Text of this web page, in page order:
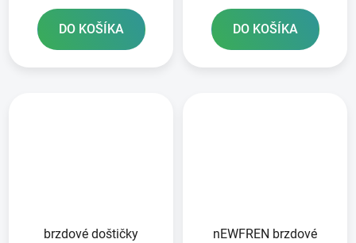
DO KOŠÍKA DO KOŠÍKA
brzdové doštičky
nEWFREN brzdové